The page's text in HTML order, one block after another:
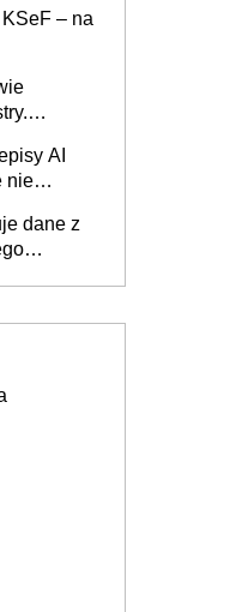
– na
będzie
AI
nie
dane z